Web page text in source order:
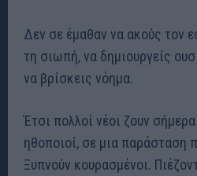
Δεν σε έμαθαν να ακούς τον
τη σιωπή, να δημιουργείς
να βρίσκεις νόημα.
Έτσι πολλοί νέοι ζουν
ηθοποιοί, σε μια παράσταση
Ξυπνούν κουρασμένοι.